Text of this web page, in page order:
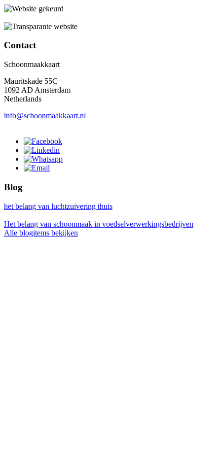
Contact
Schoonmaakkaart
Mauritskade 55C
1092 AD Amsterdam
Netherlands
info@schoonmaakkaart.nl
Blog
het belang van luchtzuivering thuis
Het belang van schoonmaak in voedselverwerkingsbedrijven
Alle blogitems bekijken